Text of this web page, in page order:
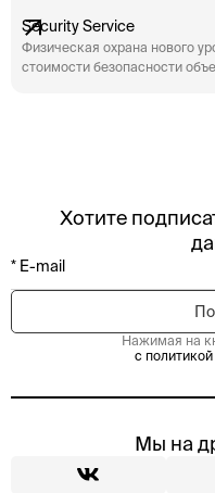
Security Service
Физическая охрана нового
стоимости безопасности
Хотите
Нажимая на
с
Мы на